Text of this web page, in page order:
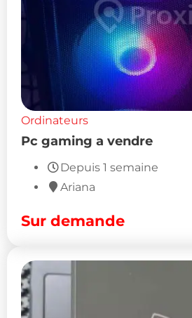
Ordinateurs
Pc gaming a vendre
Depuis 1 semaine
Ariana
Sur demande